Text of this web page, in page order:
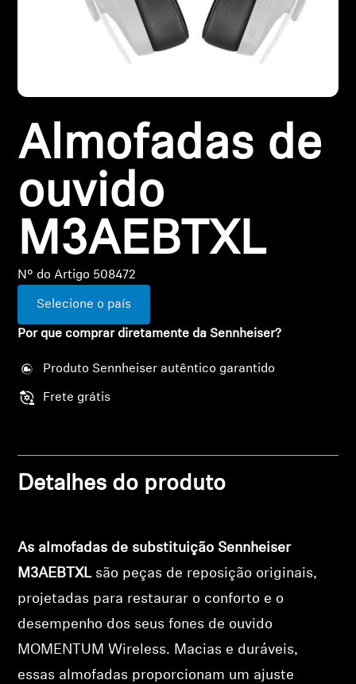
Todas as ofertas
Explorar
Tecnologia
Espaço Sonoro
Suporte
Profissional
Almofadas de
ouvido
M3AEBTXL
Nº do Artigo 508472
Selecione o país
Por que comprar diretamente da Sennheiser?
Produto Sennheiser autêntico garantido
Frete grátis
Detalhes do produto
As almofadas de substituição Sennheiser
M3AEBTXLsão peças de reposição originais,
projetadas para restaurar o conforto e o
desempenho dos seus fones de ouvido
MOMENTUM Wireless. Macias e duráveis,
essas almofadas proporcionam um ajuste